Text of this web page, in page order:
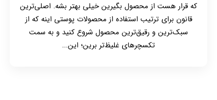
که قرار هست از محصول بگیرین خیلی بهتر بشه. اصلی‌ترین
قانون برای ترتیب استفاده از محصولات پوستی اینه که از
سبک‌ترین و رقیق‌ترین محصول شروع کنید و به سمت
تکسچرهای غلیظ‌تر برین؛ این...